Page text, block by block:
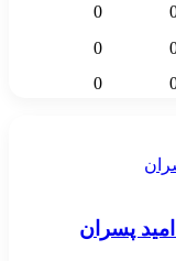
0
0
0
پسران